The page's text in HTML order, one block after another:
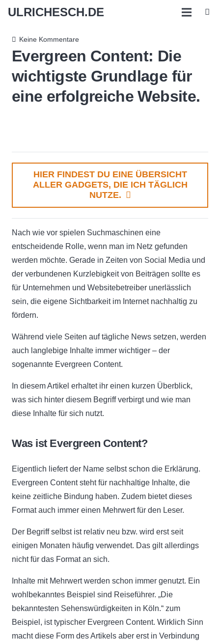
ULRICHESCH.DE
Keine Kommentare
Evergreen Content: Die
wichtigste Grundlage für
eine erfolgreiche Website.
HIER FINDEST DU EINE ÜBERSICHT
ALLER GADGETS, DIE ICH TÄGLICH
NUTZE.
Nach wie vor spielen Suchmaschinen eine
entscheidende Rolle, wenn man im Netz gefunden
werden möchte. Gerade in Zeiten von Social Media und
der verbundenen Kurzlebigkeit von Beiträgen sollte es
für Unternehmen und Websitebetreiber unerlässlich
sein, die eigene Sichtbarkeit im Internet nachhaltig zu
fördern.
Während viele Seiten auf tägliche News setzen, werden
auch langlebige Inhalte immer wichtiger – der
sogenannte Evergreen Content.
In diesem Artikel erhaltet ihr einen kurzen Überblick,
was sich hinter diesem Begriff verbirgt und wie man
diese Inhalte für sich nutzt.
Was ist Evergreen Content?
Eigentlich liefert der Name selbst schon die Erklärung.
Evergreen Content steht für nachhaltige Inhalte, die
keine zeitliche Bindung haben. Zudem bietet dieses
Format auch immer einen Mehrwert für den Leser.
Der Begriff selbst ist relativ neu bzw. wird erst seit
einigen Monaten häufig verwendet. Das gilt allerdings
nicht für das Format an sich.
Inhalte mit Mehrwert werden schon immer genutzt. Ein
wohlbekanntes Beispiel sind Reiseführer. „Die
bekanntesten Sehenswürdigkeiten in Köln.“ zum
Beispiel, ist typischer Evergreen Content. Wirklich Sinn
macht diese Form des Artikels aber erst in Verbindung